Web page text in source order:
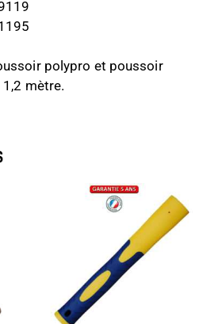
polypro et poussoir
mètre.